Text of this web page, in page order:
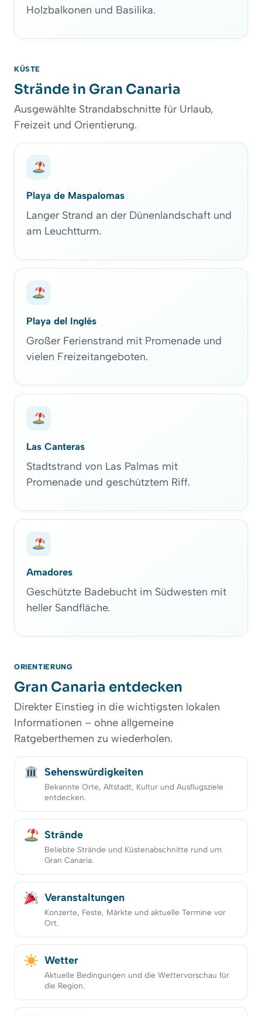
Holzbalkonen und Basilika.
KÜSTE
Strände in Gran Canaria
Ausgewählte Strandabschnitte für Urlaub,
Freizeit und Orientierung.
Playa de Maspalomas
Langer Strand an der Dünenlandschaft und
am Leuchtturm.
Playa del Inglés
Großer Ferienstrand mit Promenade und
vielen Freizeitangeboten.
Las Canteras
Stadtstrand von Las Palmas mit
Promenade und geschütztem Riff.
Amadores
Geschützte Badebucht im Südwesten mit
heller Sandfläche.
ORIENTIERUNG
Gran Canaria entdecken
Direkter Einstieg in die wichtigsten lokalen
Informationen – ohne allgemeine
Ratgeberthemen zu wiederholen.
Sehenswürdigkeiten
Bekannte Orte, Altstadt, Kultur und Ausflugsziele
entdecken.
Strände
Beliebte Strände und Küstenabschnitte rund um
Gran Canaria.
Veranstaltungen
Konzerte, Feste, Märkte und aktuelle Termine vor
Ort.
Wetter
Aktuelle Bedingungen und die Wettervorschau für
die Region.